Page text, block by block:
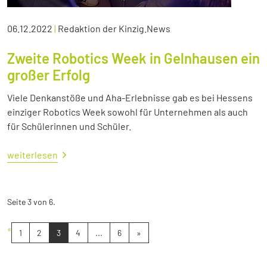
06.12.2022 | Redaktion der Kinzig.News
Zweite Robotics Week in Gelnhausen ein
großer Erfolg
Viele Denkanstöße und Aha-Erlebnisse gab es bei Hessens
einziger Robotics Week sowohl für Unternehmen als auch
für Schülerinnen und Schüler.
weiterlesen
Seite 3 von 6.
« 1 2 3 4 ... 6 »